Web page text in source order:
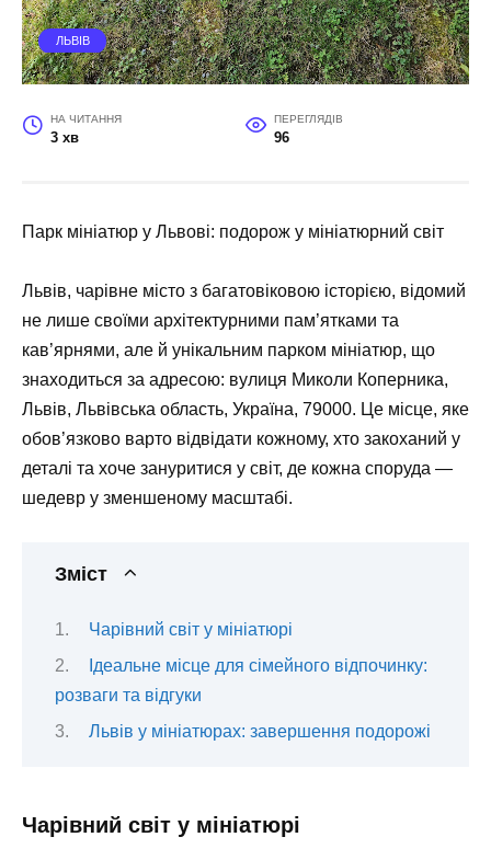
ЛЬВІВ
НА ЧИТАННЯ
3 хв
ПЕРЕГЛЯДІВ
96
Парк мініатюр у Львові: подорож у мініатюрний світ
Львів, чарівне місто з багатовіковою історією, відомий
не лише своїми архітектурними пам’ятками та
кав’ярнями, але й унікальним парком мініатюр, що
знаходиться за адресою: вулиця Миколи Коперника,
Львів, Львівська область, Україна, 79000. Це місце, яке
обов’язково варто відвідати кожному, хто закоханий у
деталі та хоче зануритися у світ, де кожна споруда —
шедевр у зменшеному масштабі.
Зміст
Чарівний світ у мініатюрі
Ідеальне місце для сімейного відпочинку:
розваги та відгуки
Львів у мініатюрах: завершення подорожі
Чарівний світ у мініатюрі